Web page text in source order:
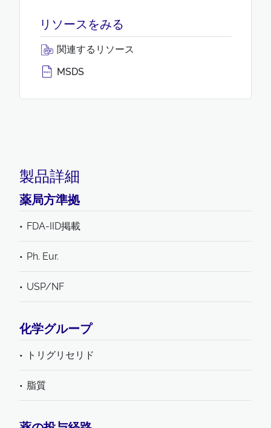
リソースをみる
関連するリソース
MSDS
製品詳細
薬局方準拠
FDA-IID掲載
Ph. Eur.
USP/NF
化学グループ
トリグリセリド
脂質